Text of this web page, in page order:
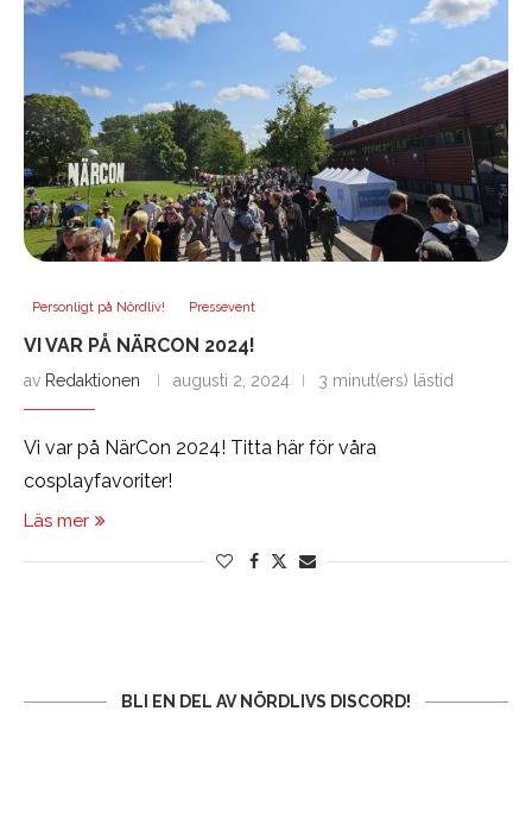
Personligt på Nördliv! Pressevent
VI VAR PÅ NÄRCON 2024!
av Redaktionen augusti 2, 2024 3 minut(ers) lästid
Vi var på NärCon 2024! Titta här för våra
cosplayfavoriter!
Läs mer
BLI EN DEL AV NÖRDLIVS DISCORD!